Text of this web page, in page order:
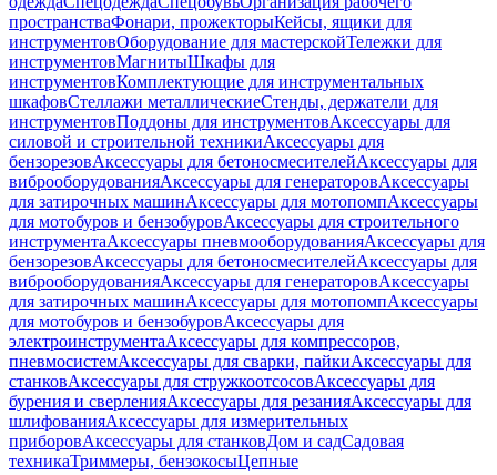
пространстваФонари, прожекторыКейсы, ящики для
инструментовОборудование для мастерскойТележки для
инструментовМагнитыШкафы для
инструментовКомплектующие для инструментальных
шкафовСтеллажи металлическиеСтенды, держатели для
инструментовПоддоны для инструментовАксессуары для
силовой и строительной техникиАксессуары для
бензорезовАксессуары для бетоносмесителейАксессуары для
виброоборудованияАксессуары для генераторовАксессуары
для затирочных машинАксессуары для мотопомпАксессуары
для мотобуров и бензобуровАксессуары для строительного
инструментаАксессуары пневмооборудованияАксессуары для
бензорезовАксессуары для бетоносмесителейАксессуары для
виброоборудованияАксессуары для генераторовАксессуары
для затирочных машинАксессуары для мотопомпАксессуары
для мотобуров и бензобуровАксессуары для
электроинструментаАксессуары для компрессоров,
пневмосистемАксессуары для сварки, пайкиАксессуары для
станковАксессуары для стружкоотсосовАксессуары для
бурения и сверленияАксессуары для резанияАксессуары для
шлифованияАксессуары для измерительных
приборовАксессуары для станковДом и садСадовая
техникаТриммеры, бензокосыЦепные